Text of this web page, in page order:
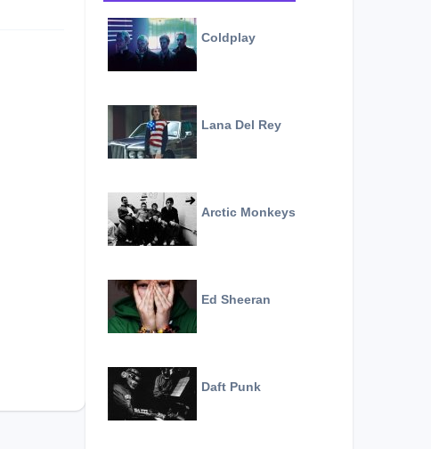
Coldplay
Lana Del Rey
Arctic Monkeys
Ed Sheeran
Daft Punk